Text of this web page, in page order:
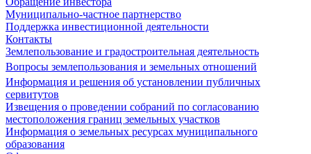
Муниципально-частное партнерство
Поддержка инвестиционной деятельности
Контакты
Землепользование и градостроительная деятельность
Вопросы землепользования и земельных отношений
Информация и решения об установлении публичных
сервитутов
Извещения о проведении собраний по согласованию
местоположения границ земельных участков
Информация о земельных ресурсах муниципального
образования